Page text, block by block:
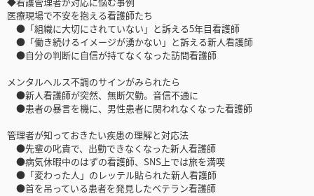
医療現場で不安を抱える看護師たち
●「組織に大切にされていない」と訴える5年目看護師
●「働き続けるイメージが湧かない」と訴える新人看護師
●自分の判断に自信が持てなくなった訪問看護師
メンタルヘルス不調のサインがみられたら
●新人看護師が突然、無断欠勤。音信不通に
●患者の暴言を機に、男性患者に関われなくなった看護師
管理者が知っておきたい疾患の理解と対応法
●先輩の叱責で、出勤できなくなった新人看護師
●病気休暇中のはずの看護師、SNS上では旅を満喫
●「変わった人」のレッテル貼られた新人看護師
●首を吊っている患者を発見したベテラン看護師